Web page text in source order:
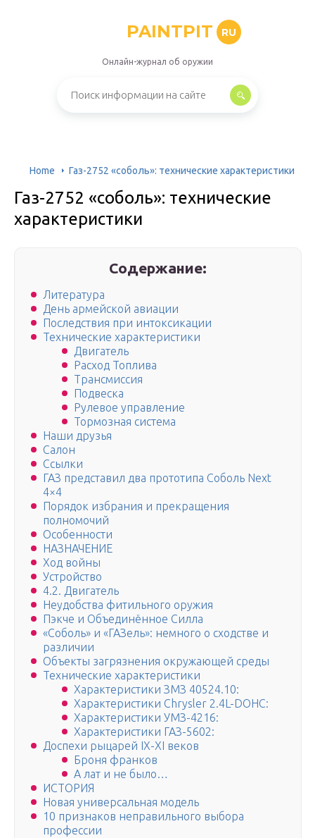
PAINTPIT RU
Онлайн-журнал об оружии
Home Газ-2752 «соболь»: технические характеристики
Газ-2752 «соболь»: технические
характеристики
Содержание:
Литература
День армейской авиации
Последствия при интоксикации
Технические характеристики
Двигатель
Расход Топлива
Трансмиссия
Подвеска
Рулевое управление
Тормозная система
Наши друзья
Салон
Ссылки
ГАЗ представил два прототипа Соболь Next
4×4
Порядок избрания и прекращения
полномочий
Особенности
НАЗНАЧЕНИЕ
Ход войны
Устройство
4.2. Двигатель
Неудобства фитильного оружия
Пэкче и Объединённое Силла
«Соболь» и «ГАЗель»: немного о сходстве и
различии
Объекты загрязнения окружающей среды
Технические характеристики
Характеристики ЗМЗ 40524.10:
Характеристики Chrysler 2.4L-DOHC:
Характеристики УМЗ-4216:
Характеристики ГАЗ-5602:
Доспехи рыцарей IX-XI веков
Броня франков
А лат и не было…
ИСТОРИЯ
Новая универсальная модель
10 признаков неправильного выбора
профессии